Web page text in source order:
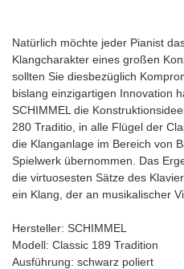
Natürlich möchte jeder Pianist
Klangcharakter eines großen
sollten Sie diesbezüglich
bislang einzigartigen Innovation
SCHIMMEL die
280 Traditio, in alle Flügel der
die Klanganlage im Bereich von
Spielwerk übernommen. Das
die virtuosesten Sätze des
ein Klang, der an musikalischer
Hersteller: SCHIMMEL
Modell: Classic 189 Tradition
Ausführung: schwarz poliert